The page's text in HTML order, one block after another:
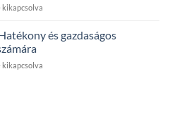
kikapcsolva
és gazdaságos
kikapcsolva